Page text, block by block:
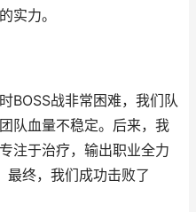
实力。
BOSS战非常困难，我们队
队血量不稳定。后来，我
注于治疗，输出职业全力
最终，我们成功击败了